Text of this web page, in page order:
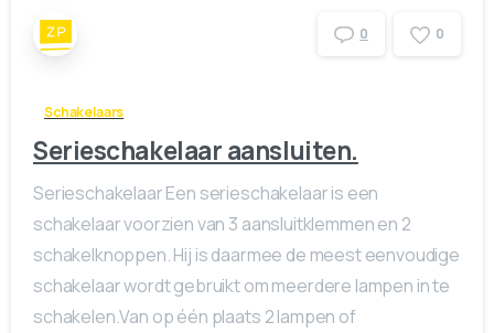
0 0
Schakelaars
Serieschakelaar aansluiten.
Serieschakelaar Een serieschakelaar is een
schakelaar voorzien van 3 aansluitklemmen en 2
schakelknoppen. Hij is daarmee de meest eenvoudige
schakelaar wordt gebruikt om meerdere lampen in te
schakelen.Van op één plaats 2 lampen of